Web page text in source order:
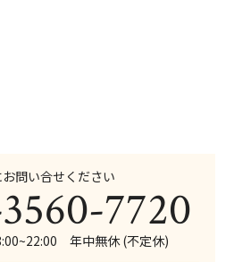
問い合せください
7720
年中無休 (不定休)